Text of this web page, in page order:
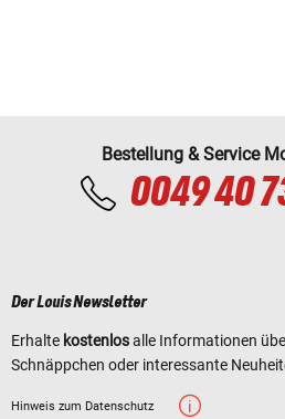
Bestellung & Service
0049 40
Der Louis Newsletter
Erhalte kostenlosalle Informationen
Schnäppchen oder interessante
Hinweis zum Datenschutz